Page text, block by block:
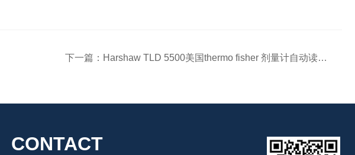
下一篇： Harshaw TLD 5500美国thermo fisher 剂量计自动读出器
CONTACT